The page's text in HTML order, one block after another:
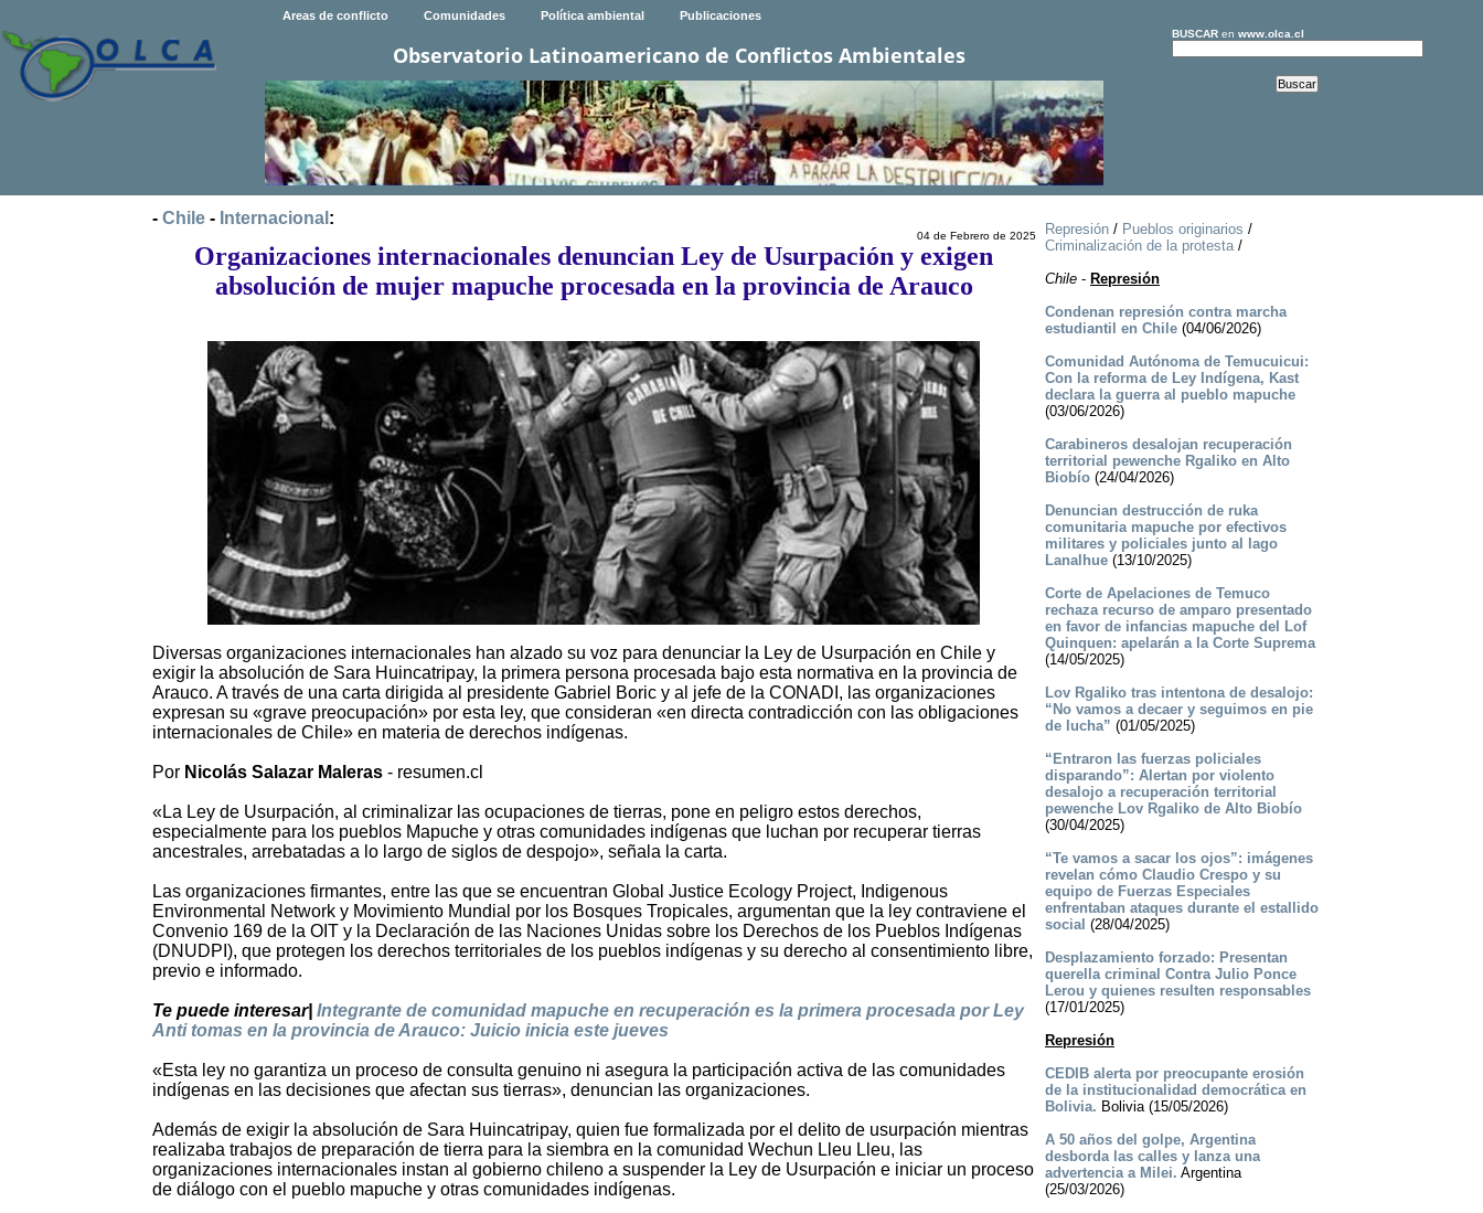
Areas de conflicto Comunidades Política ambiental Publicaciones
Observatorio Latinoamericano de Conflictos Ambientales
BUSCARen www.olca.cl
- Chile - Internacional :
04 de Febrero de 2025
Organizaciones internacionales denuncian Ley de Usurpación y exigen
absolución de mujer mapuche procesada en la provincia de Arauco
Diversas organizaciones internacionales han alzado su voz para denunciar la Ley de Usurpación en Chile y
exigir la absolución de Sara Huincatripay, la primera persona procesada bajo esta normativa en la provincia de
Arauco. A través de una carta dirigida al presidente Gabriel Boric y al jefe de la CONADI, las organizaciones
expresan su «grave preocupación» por esta ley, que consideran «en directa contradicción con las obligaciones
internacionales de Chile» en materia de derechos indígenas.
Por Nicolás Salazar Maleras - resumen.cl
«La Ley de Usurpación, al criminalizar las ocupaciones de tierras, pone en peligro estos derechos,
especialmente para los pueblos Mapuche y otras comunidades indígenas que luchan por recuperar tierras
ancestrales, arrebatadas a lo largo de siglos de despojo», señala la carta.
Las organizaciones firmantes, entre las que se encuentran Global Justice Ecology Project, Indigenous
Environmental Network y Movimiento Mundial por los Bosques Tropicales, argumentan que la ley contraviene el
Convenio 169 de la OIT y la Declaración de las Naciones Unidas sobre los Derechos de los Pueblos Indígenas
(DNUDPI), que protegen los derechos territoriales de los pueblos indígenas y su derecho al consentimiento libre,
previo e informado.
Te puede interesar| Integrante de comunidad mapuche en recuperación es la primera procesada por Ley
Anti tomas en la provincia de Arauco: Juicio inicia este jueves
«Esta ley no garantiza un proceso de consulta genuino ni asegura la participación activa de las comunidades
indígenas en las decisiones que afectan sus tierras», denuncian las organizaciones.
Además de exigir la absolución de Sara Huincatripay, quien fue formalizada por el delito de usurpación mientras
realizaba trabajos de preparación de tierra para la siembra en la comunidad Wechun Lleu Lleu, las
organizaciones internacionales instan al gobierno chileno a suspender la Ley de Usurpación e iniciar un proceso
de diálogo con el pueblo mapuche y otras comunidades indígenas.
Represión/ Pueblos originarios /
Criminalización de la protesta/
Chile- Represión
Condenan represión contra marcha
estudiantil en Chile(04/06/2026)
Comunidad Autónoma de Temucuicui:
Con la reforma de Ley Indígena, Kast
declara la guerra al pueblo mapuche
(03/06/2026)
Carabineros desalojan recuperación
territorial pewenche Rgaliko en Alto
Biobío(24/04/2026)
Denuncian destrucción de ruka
comunitaria mapuche por efectivos
militares y policiales junto al lago
Lanalhue(13/10/2025)
Corte de Apelaciones de Temuco
rechaza recurso de amparo presentado
en favor de infancias mapuche del Lof
Quinquen: apelarán a la Corte Suprema
(14/05/2025)
Lov Rgaliko tras intentona de desalojo:
“No vamos a decaer y seguimos en pie
de lucha” (01/05/2025)
“Entraron las fuerzas policiales
disparando”: Alertan por violento
desalojo a recuperación territorial
pewenche Lov Rgaliko de Alto Biobío
(30/04/2025)
“Te vamos a sacar los ojos”: imágenes
revelan cómo Claudio Crespo y su
equipo de Fuerzas Especiales
enfrentaban ataques durante el estallido
social (28/04/2025)
Desplazamiento forzado: Presentan
querella criminal Contra Julio Ponce
Lerou y quienes resulten responsables
(17/01/2025)
Represión
CEDIB alerta por preocupante erosión
de la institucionalidad democrática en
Bolivia. Bolivia (15/05/2026)
A 50 años del golpe, Argentina
desborda las calles y lanza una
advertencia a Milei. Argentina
(25/03/2026)